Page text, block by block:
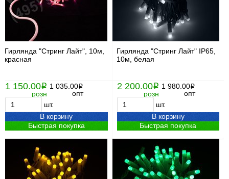
Гирлянда "Стринг Лайт", 10м,
красная
1 150.00i
розн
1 035.00i
опт
шт.
В корзину
Быстрая покупка
Гирлянда "Стринг Лайт" IP65,
10м, белая
2 200.00i
розн
1 980.00i
опт
шт.
В корзину
Быстрая покупка